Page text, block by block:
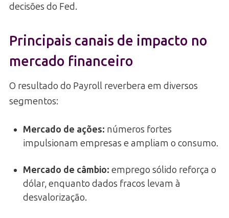
decisões do Fed.
Principais canais de impacto no
mercado financeiro
O resultado do Payroll reverbera em diversos
segmentos:
Mercado de ações: números fortes
impulsionam empresas e ampliam o consumo.
Mercado de câmbio: emprego sólido reforça o
dólar, enquanto dados fracos levam à
desvalorização.